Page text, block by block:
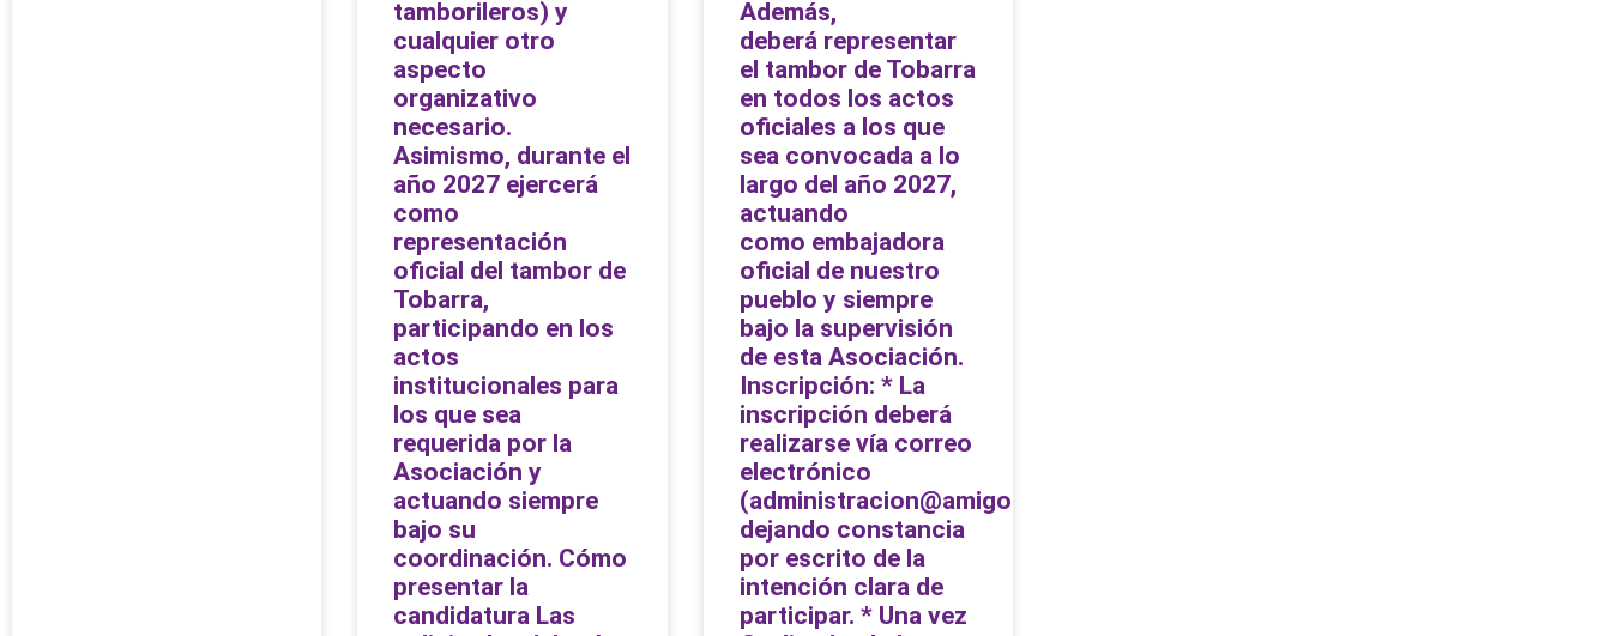
tamborileros) y
cualquier otro
aspecto
organizativo
necesario.
Asimismo, durante el
año 2027 ejercerá
como
representación
oficial del tambor de
Tobarra,
participando en los
actos
institucionales para
los que sea
requerida por la
Asociación y
actuando siempre
bajo su
coordinación. Cómo
presentar la
candidatura Las
Además,
deberá representar
el tambor de Tobarra
en todos los actos
oficiales a los que
sea convocada a lo
largo del año 2027,
actuando
como embajadora
oficial de nuestro
pueblo y siempre
bajo la supervisión
de esta Asociación.
Inscripción: * La
inscripción deberá
realizarse vía correo
electrónico
(administracion@amigosdeltambor.org),
dejando constancia
por escrito de la
intención clara de
participar. * Una vez